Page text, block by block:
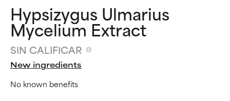
Hypsizygus Ulmarius
Mycelium Extract
SIN CALIFICAR
New ingredients
No known benefits